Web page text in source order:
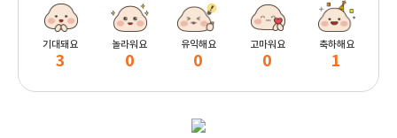
기대돼요
3
놀라워요
0
유익해요
0
고마워요
0
축하해요
1